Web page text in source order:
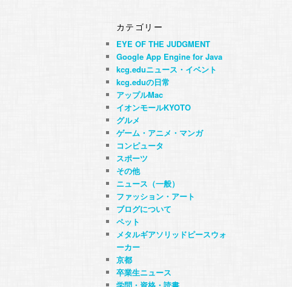
カテゴリー
EYE OF THE JUDGMENT
Google App Engine for Java
kcg.eduニュース・イベント
kcg.eduの日常
アップルMac
イオンモールKYOTO
グルメ
ゲーム・アニメ・マンガ
コンピュータ
スポーツ
その他
ニュース（一般）
ファッション・アート
ブログについて
ペット
メタルギアソリッドピースウォ
ーカー
京都
卒業生ニュース